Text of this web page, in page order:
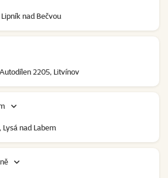
Lipník nad Bečvou
Autodílen 2205, Litvínov
Lysá nad Labem